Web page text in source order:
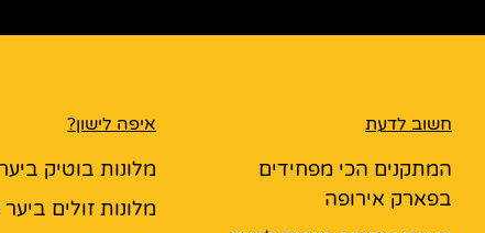
חשוב לדעת
המתקנים הכי מפחידים
בפארק אירופה
איפה לישון?
מלונות בוטיק
מלונות זולים